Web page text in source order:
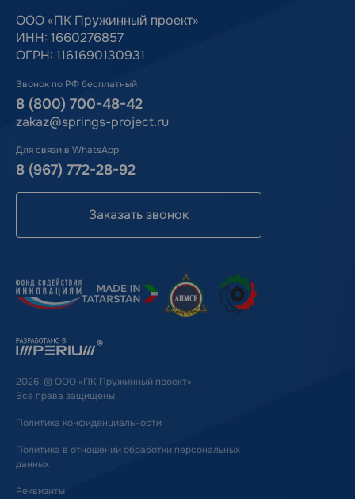
ООО «ПК Пружинный проект»
ИНН: 1660276857
ОГРН: 1161690130931
Звонок по РФ бесплатный
8 (800) 700-48-42
zakaz@springs-project.ru
Для связи в WhatsApp
8 (967) 772-28-92
Заказать звонок
2026, © ООО «ПК Пружинный проект».
Все права защищены
Политика конфиденциальности
Политика в отношении обработки персональных
данных
Реквизиты